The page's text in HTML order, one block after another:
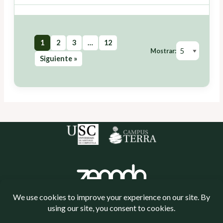
1 2 3 …
12
Siguiente »
Mostrar: